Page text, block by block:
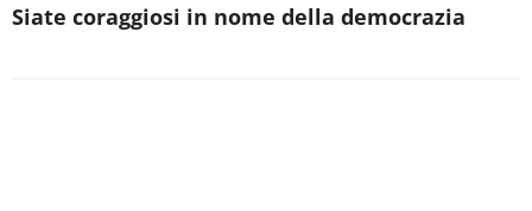
Siate coraggiosi in nome della democrazia